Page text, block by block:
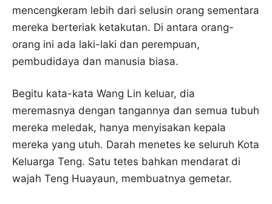
mencengkeram lebih dari selusin orang sementara
mereka berteriak ketakutan. Di antara orang-
orang ini ada laki-laki dan perempuan,
pembudidaya dan manusia biasa.
Begitu kata-kata Wang Lin keluar, dia
meremasnya dengan tangannya dan semua tubuh
mereka meledak, hanya menyisakan kepala
mereka yang utuh. Darah menetes ke seluruh Kota
Keluarga Teng. Satu tetes bahkan mendarat di
wajah Teng Huayaun, membuatnya gemetar.